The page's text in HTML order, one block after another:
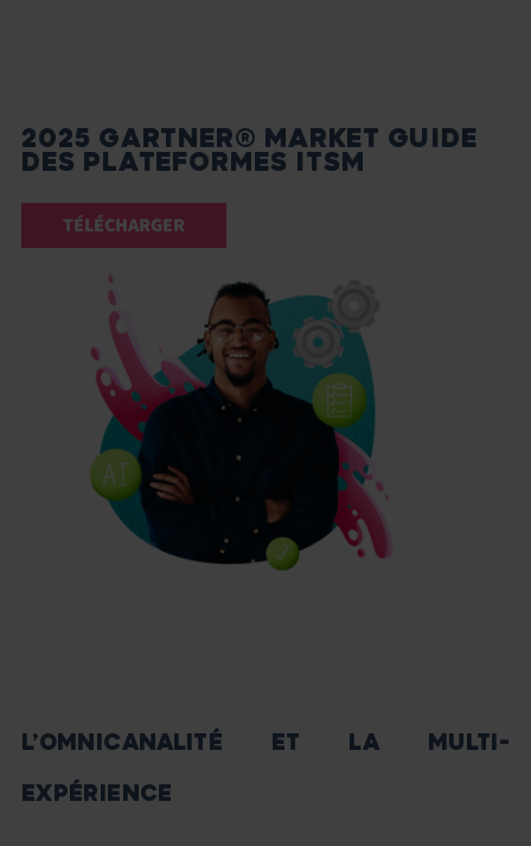
2025 GARTNER® MARKET GUIDE
DES PLATEFORMES ITSM
TÉLÉCHARGER
L’OMNICANALITÉ ET LA MULTI-
EXPÉRIENCE